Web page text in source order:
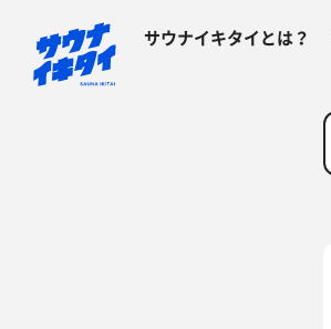
サウナイキタイとは？